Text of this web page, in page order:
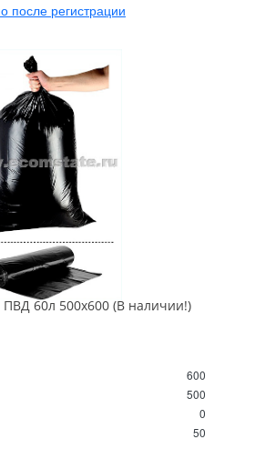
после регистрации
60л 500х600 (В наличии!)
600
500
0
50